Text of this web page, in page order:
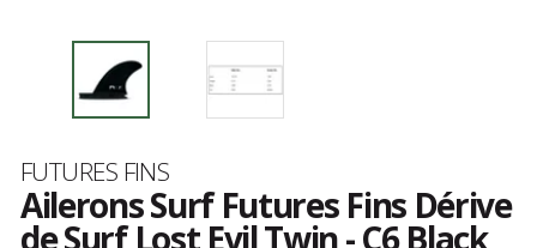
Marque
FUTURES FINS
Ailerons Surf Futures Fins Dérive
de Surf Lost Evil Twin - C6 Black